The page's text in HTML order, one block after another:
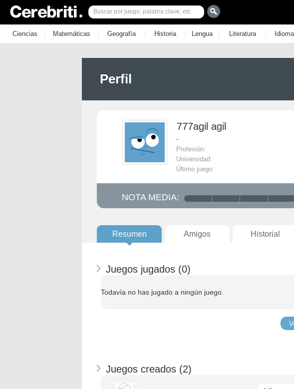
Ciencias | Matemáticas | Geografía | Historia | Lengua | Literatura |
Perfil
777agil agil
-
Profesión:
Universidad:
Último juego:
NOTA MEDIA:
Resumen Amigos Historial
Juegos jugados (0)
Todavía no has jugado a ningún juego.
Juegos creados (2)